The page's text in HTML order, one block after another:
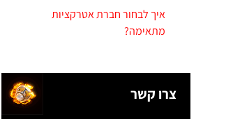
איך לבחור חברת אטרקציות
מתאימה?
צרו קשר